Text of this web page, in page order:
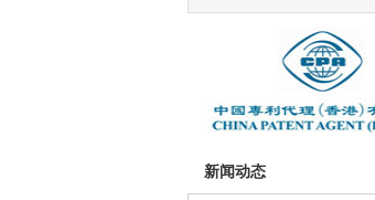
新闻动态